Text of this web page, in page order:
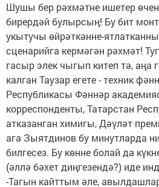
Шушы бер рәхмәтне ишетер
бирердәй булырсың! Бу бит
укытучы өйрәткәнне-
сценарийга кермәгән рәхмәт!
гасыр элек чыгып китеп тә, аңа
калган Таузар егете - техник
Республикасы Фәннәр
корреспонденты, Татарстан
атказанган химигы, Дәүләт
ага Зыятдинов бу минутларда
билгесез. Бу көнне болай да
(әллә бәхет диңгезендә?) иде
-Тагын кайттым әле,